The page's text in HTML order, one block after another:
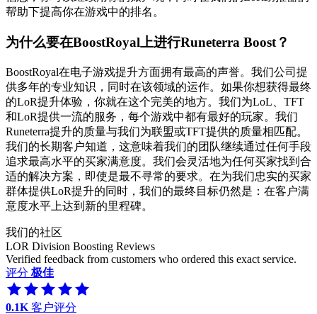
帮助下提高你在游戏中的排名。
为什么要在BoostRoyal上进行Runeterra Boost？
BoostRoyal在电子游戏提升方面拥有最高的声誉。我们公司提
供多年的专业知识，同时在该领域的运作。如果你想获得最终
的LoR提升体验，你就在这个完美的地方。我们为LoL、TFT
和LoR提供一流的服务，每个游戏中都有最好的玩家。我们
Runeterra提升的质量与我们为联盟或TFT提供的质量相匹配。
我们的长期客户知道，这意味着我们的团队继续通过任何手段
追求最高水平的买家满意度。我们会灵活地为任何买家找到合
适的解决方案，即使是最不寻常的要求。在为我们忠实的买家
群体提供LoR提升的同时，我们的最终目标仍然是：在客户满
意度水平上达到新的里程碑。
我们的社区
LOR Division Boosting Reviews
Verified feedback from customers who ordered this exact service.
评分 极佳
0.1K 客户评分